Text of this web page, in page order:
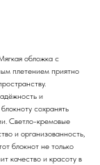
обложка с
плетением приятно
и
сохранять
Светло-кремовые
и организованность,
блокнот не только
качество и красоту в